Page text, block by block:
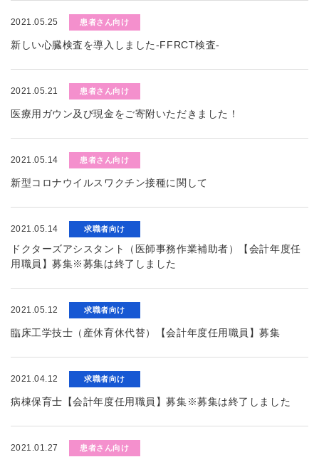
2021.05.25 患者さん向け
新しい心臓検査を導入しました-FFRCT検査-
2021.05.21 患者さん向け
医療用ガウン及び現金をご寄附いただきました！
2021.05.14 患者さん向け
新型コロナウイルスワクチン接種に関して
2021.05.14 求職者向け
ドクターズアシスタント（医師事務作業補助者）【会計年度任
用職員】募集※募集は終了しました
2021.05.12 求職者向け
臨床工学技士（産休育休代替）【会計年度任用職員】募集
2021.04.12 求職者向け
病棟保育士【会計年度任用職員】募集※募集は終了しました
2021.01.27 患者さん向け